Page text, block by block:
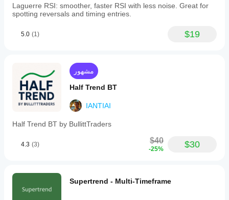
Laguerre RSI: smoother, faster RSI with less noise. Great for
spotting reversals and timing entries.
5.0 (1) $19
مشهور
Half Trend BT
IANTIAI
Half Trend BT by BullittTraders
4.3 (3) $40
-25% $30
Supertrend - Multi-Timeframe